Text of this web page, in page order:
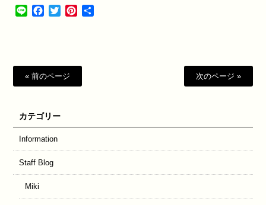
Line Facebook
TwitterPinterest
« 前のページ 次のページ »
カテゴリー
Information
Staff Blog
Miki